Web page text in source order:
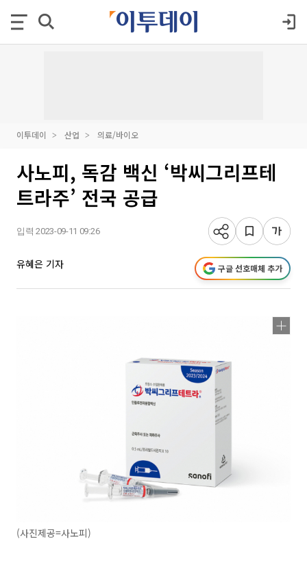
이투데이 산업 의료/바이오
사노피, 독감 백신 ‘박씨그리프테
트라주’ 전국 공급
입력 2023-09-11 09:26
유혜은 기자 구글 선호매체 추가
(사진제공=사노피)